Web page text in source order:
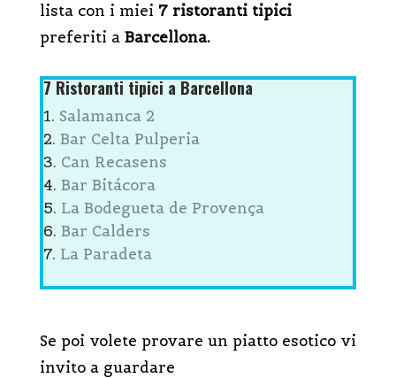
lista con i miei 7 ristoranti tipici
preferiti a Barcellona.
7 Ristoranti tipici a Barcellona
Salamanca 2
Bar Celta Pulperia
Can Recasens
Bar Bitácora
La Bodegueta de Provença
Bar Calders
La Paradeta
Se poi volete provare un piatto esotico vi
invito a guardare